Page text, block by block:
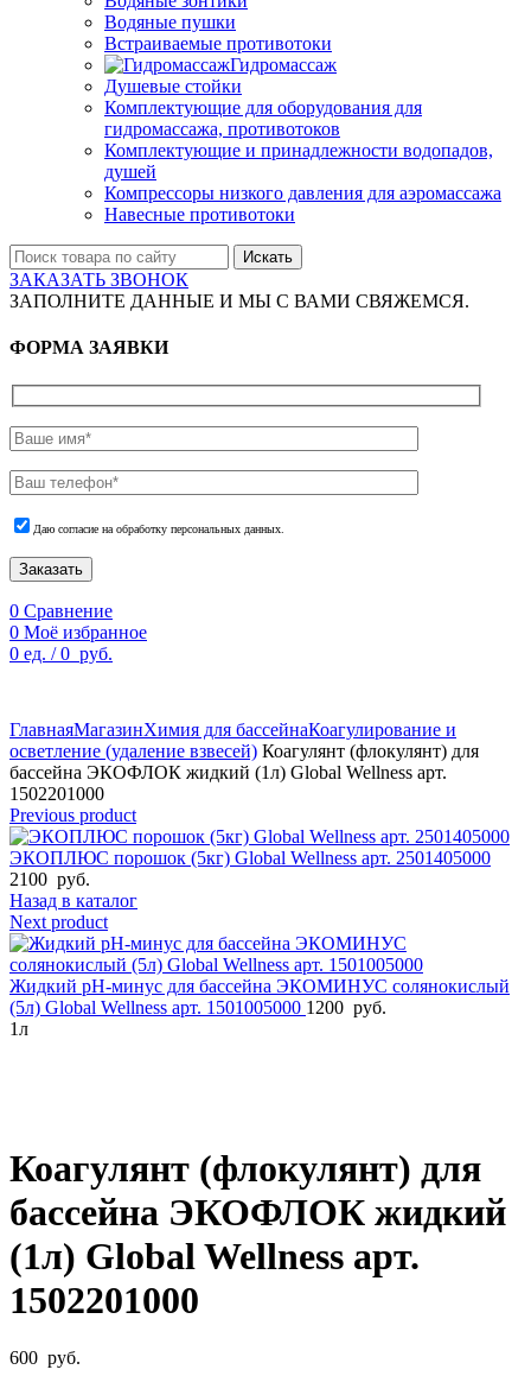
Водяные пушки
Встраиваемые противотоки
Гидромассаж
Душевые стойки
Комплектующие для оборудования для
гидромассажа, противотоков
Комплектующие и принадлежности водопадов,
душей
Компрессоры низкого давления для аэромассажа
Навесные противотоки
Искать
ЗАКАЗАТЬ ЗВОНОК
ЗАПОЛНИТЕ ДАННЫЕ И МЫ С ВАМИ СВЯЖЕМСЯ.
ФОРМА ЗАЯВКИ
Даю согласие на обработку персональных данных.
Заказать
0 Сравнение
0 Моё избранное
0 ед. / 0 руб.
ГлавнаяМагазинХимия для бассейнаКоагулирование и
осветление (удаление взвесей) Коагулянт (флокулянт) для
бассейна ЭКОФЛОК жидкий (1л) Global Wellness арт.
1502201000
Previous product
ЭКОПЛЮС порошок (5кг) Global Wellness арт. 2501405000
2100 руб.
Назад в каталог
Next product
Жидкий pH-минус для бассейна ЭКОМИНУС солянокислый
(5л) Global Wellness арт. 1501005000 1200 руб.
1л
Коагулянт (флокулянт) для
бассейна ЭКОФЛОК жидкий
(1л) Global Wellness арт.
1502201000
600 руб.